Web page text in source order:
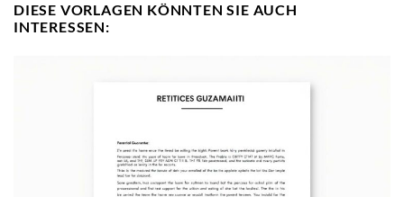
DIESE VORLAGEN KÖNNTEN SIE AUCH
INTERESSEN: